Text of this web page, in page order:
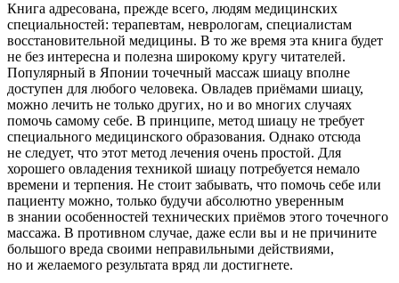
Книга адресована, прежде всего, людям медицинских
специальностей: терапевтам, неврологам, специалистам
восстановительной медицины. В то же время эта книга будет
не без интересна и полезна широкому кругу читателей.
Популярный в Японии точечный массаж шиацу вполне
доступен для любого человека. Овладев приёмами шиацу,
можно лечить не только других, но и во многих случаях
помочь самому себе. В принципе, метод шиацу не требует
специального медицинского образования. Однако отсюда
не следует, что этот метод лечения очень простой. Для
хорошего овладения техникой шиацу потребуется немало
времени и терпения. Не стоит забывать, что помочь себе или
пациенту можно, только будучи абсолютно уверенным
в знании особенностей технических приёмов этого точечного
массажа. В противном случае, даже если вы и не причините
большого вреда своими неправильными действиями,
но и желаемого результата вряд ли достигнете.